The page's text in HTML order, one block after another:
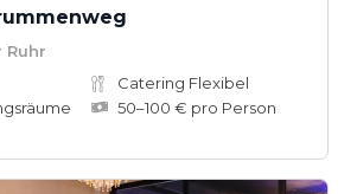
Ruhr
Catering Flexibel
50–100 € pro Person